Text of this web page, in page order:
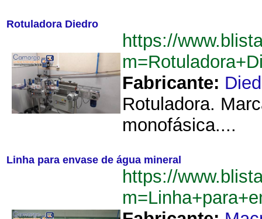
Rotuladora Diedro
https://
Fabricante:
Rotuladora.
monofásica....
Linha para envase de água mineral
https://